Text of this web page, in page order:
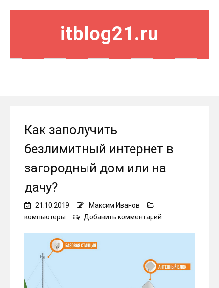
itblog21.ru
Как заполучить
безлимитный интернет в
загородный дом или на
дачу?
21.10.2019
Максим Иванов
компьютеры
Добавить комментарий
в